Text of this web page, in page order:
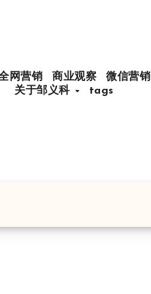
网营销 商业观察 微信营销
关于邹义科
tags